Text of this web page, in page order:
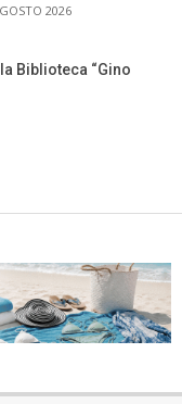
2026
Biblioteca “Gino